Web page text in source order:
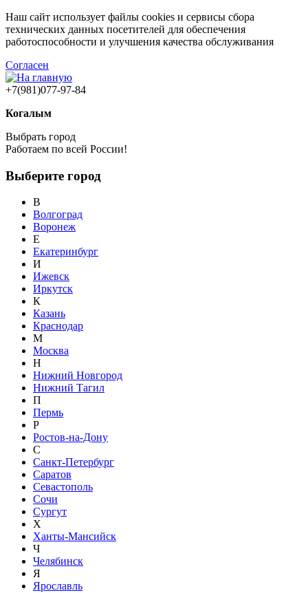
Наш сайт использует файлы cookies и сервисы сбора
технических данных посетителей для обеспечения
работоспособности и улучшения качества обслуживания
Согласен
+7(981)077-97-84
Когалым
Выбрать город
Работаем по всей России!
Выберите город
В
Волгоград
Воронеж
Е
Екатеринбург
И
Ижевск
Иркутск
К
Казань
Краснодар
М
Москва
Н
Нижний Новгород
Нижний Тагил
П
Пермь
Р
Ростов-на-Дону
С
Санкт-Петербург
Саратов
Севастополь
Сочи
Сургут
Х
Ханты-Мансийск
Ч
Челябинск
Я
Ярославль